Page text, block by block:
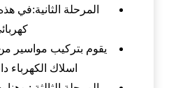
المرحلة الثانية:في
يقوم بتركيب مواسير
اسلاك الكهرباء